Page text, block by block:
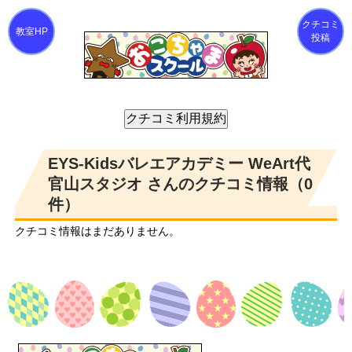
クチコミ
投稿
EYS-Kidsバレエアカデミー WeArt代
官山スタジオ さんのクチコミ情報（0
件）
クチコミ情報はまだありません。